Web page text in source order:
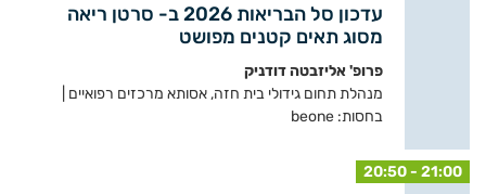
עדכון סל הבריאות 2026 ב- סרטן ריאה
מסוג תאים קטנים מפושט
פרופ' אליזבטה דודניק
מנהלת תחום גידולי בית חזה, אסותא מרכזים רפואיים |
בחסות: beone
20:50 - 21:00